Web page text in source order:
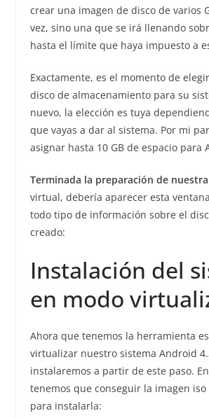
crear una imagen de disco de varios
vez, sino una que se irá llenando
hasta el límite que haya impuesto a
Exactamente, es el momento de
disco de almacenamiento para su
nuevo, la elección es tuya
que vayas a dar al sistema. Por mi
asignar hasta 10 GB de espacio para
Terminada la preparación de nuestra
virtual, debería aparecer esta
todo tipo de información sobre el
creado:
Instalación del
en modo
Ahora que tenemos la herramienta
virtualizar nuestro sistema Android
instalaremos a partir de este paso.
tenemos que conseguir la imagen
para instalarla: